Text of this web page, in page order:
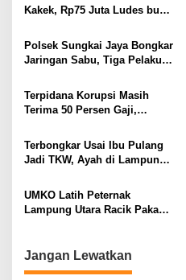
Kakek, Rp75 Juta Ludes buat
Ditembak Polisi
Polsek Sungkai Jaya Bongkar
Jaringan Sabu, Tiga Pelaku
Terpidana Korupsi Masih
Terima 50 Persen Gaji,
Tunggu Keputusan BKN
Terbongkar Usai Ibu Pulang
Jadi TKW, Ayah di Lampung
Kandung Selama Empat
Tahun, Nyaris Diamuk Massa
UMKO Latih Peternak
Lampung Utara Racik Pakan
Mahal
Jangan Lewatkan